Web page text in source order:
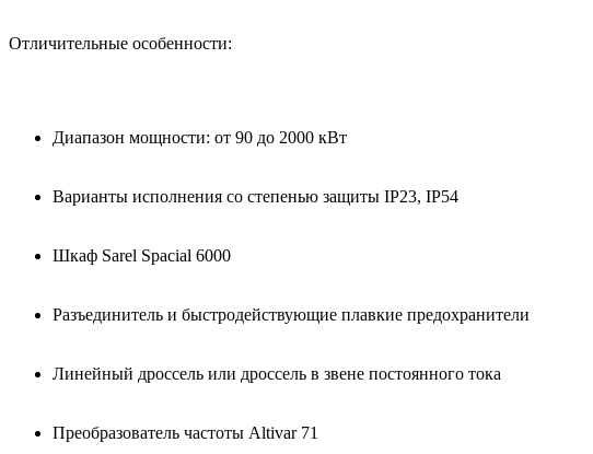
Отличительные особенности:
Диапазон мощности: от 90 до 2000 кВт
Варианты исполнения со степенью защиты IP23, IP54
Шкаф Sarel Spacial 6000
Разъединитель и быстродействующие плавкие предохранители
Линейный дроссель или дроссель в звене постоянного тока
Преобразователь частоты Altivar 71